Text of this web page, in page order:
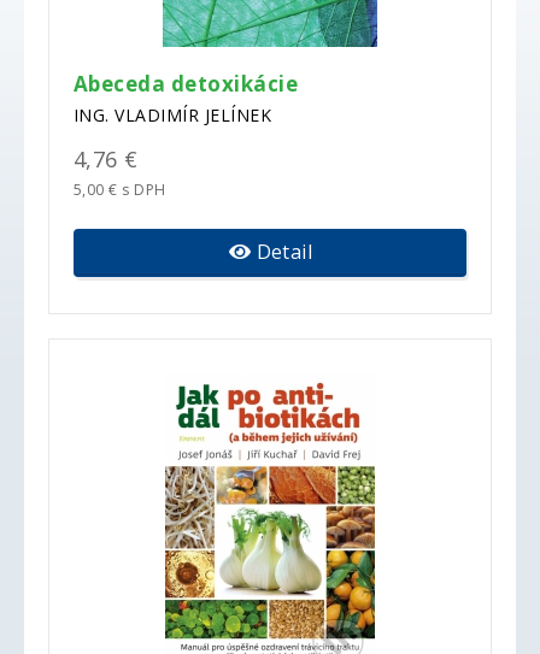
Abeceda detoxikácie
ING. VLADIMÍR JELÍNEK
4,76 €
5,00 € s DPH
Detail